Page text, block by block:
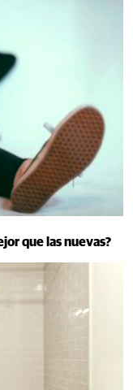
que las nuevas?